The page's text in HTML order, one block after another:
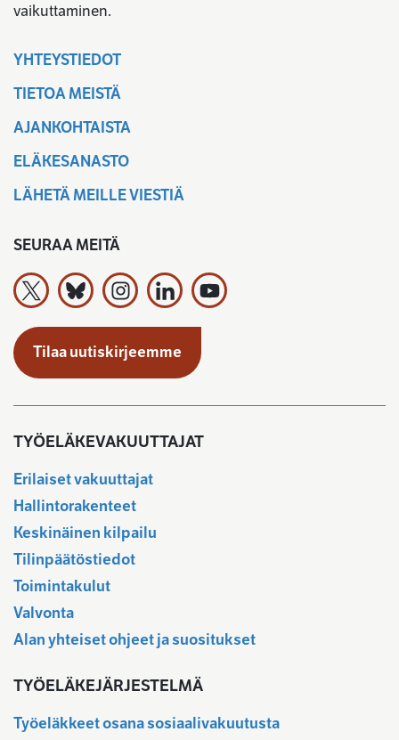
vaikuttaminen.
YHTEYSTIEDOT
TIETOA MEISTÄ
AJANKOHTAISTA
ELÄKESANASTO
LÄHETÄ MEILLE VIESTIÄ
SEURAA MEITÄ
Työeläkevakuuttajat TELA ry X:ssä
Työeläkevakuuttajat TELA ry Bluesky:ssa
Työeläkevakuuttajat TELA ry
Työeläkevakuuttajat TELA ry
Työeläkevakuuttajat TELA ry
Tilaa uutiskirjeemme
TYÖELÄKEVAKUUTTAJAT
Erilaiset vakuuttajat
Hallintorakenteet
Keskinäinen kilpailu
Tilinpäätöstiedot
Toimintakulut
Valvonta
Alan yhteiset ohjeet ja suositukset
TYÖELÄKEJÄRJESTELMÄ
Työeläkkeet osana sosiaalivakuutusta